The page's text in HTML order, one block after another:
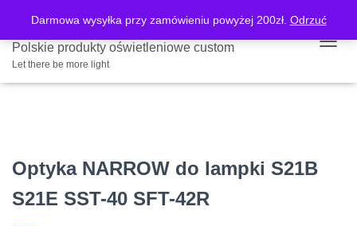
Darmowa wysyłka przy zamówieniu powyżej 200zł. Odrzuć
Polskie produkty oświetleniowe custom
Let there be more light
S21B S21E SST-40 SFT-42R
Optyka NARROW do lampki S21B
S21E SST-40 SFT-42R